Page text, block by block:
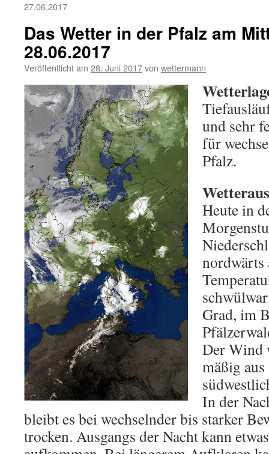
27.06.2017
Das Wetter in der Pfalz am
28.06.2017
Veröffentlicht am 28. Juni 2017von wettermann
und sehr
für
Pfalz.
Heute in
nordwärts
Grad, im
Der Wind
mäßig
In der
bleibt es bei wechselnder bis starker
trocken. Ausgangs der Nacht kann